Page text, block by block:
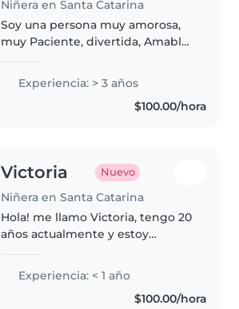
Niñera en Santa Catarina
Soy una persona muy amorosa,
muy Paciente, divertida, Amable
tengo actividades para que los
niños se diviertan mientras
aprenden, primordial los límites..
Experiencia: > 3 años
$100.00/hora
Victoria Nuevo
Niñera en Santa Catarina
Hola! me llamo Victoria, tengo 20
años actualmente y estoy
comercio internacional, me
gusta dibujar, bailar, el yoga, los
animales especialmente los
Experiencia: < 1 año
$100.00/hora